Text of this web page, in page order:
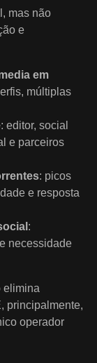
mas não
e
em
múltiplas
: editor, social
e parceiros
: picos
e resposta
:
necessidade
elimina
principalmente,
operador